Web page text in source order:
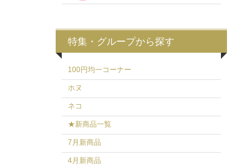
特集・グループから探す
100円均一コーナー
ホヌ
ネコ
★新商品一覧
7月新商品
4月新商品